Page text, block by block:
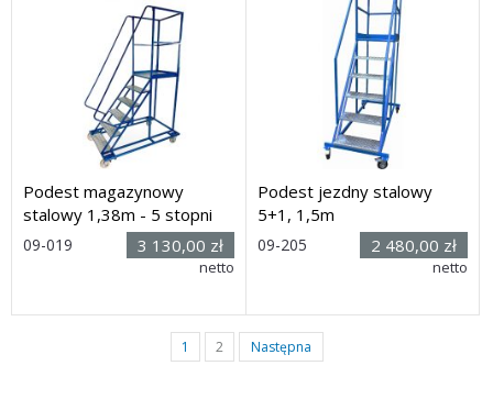
Podest magazynowy
stalowy 1,38m - 5 stopni
09-019 3 130,00 zł
netto
Podest jezdny stalowy
5+1, 1,5m
09-205 2 480,00 zł
netto
1 2 Następna